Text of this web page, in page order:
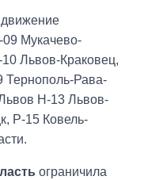
движение
09 Мукачево-
Львов-Краковец,
Рава-
Н-13 Львов-
Р-15 Ковель-
ограничила